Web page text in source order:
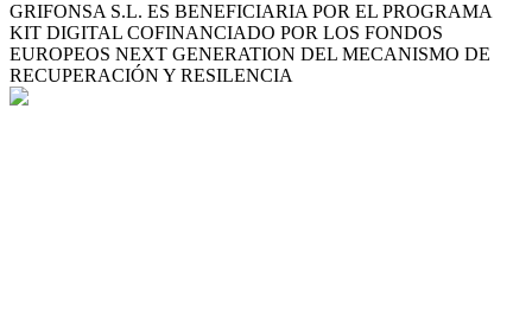
GRIFONSA S.L. ES BENEFICIARIA POR EL PROGRAMA
KIT DIGITAL COFINANCIADO POR LOS FONDOS
EUROPEOS NEXT GENERATION DEL MECANISMO DE
RECUPERACIÓN Y RESILENCIA